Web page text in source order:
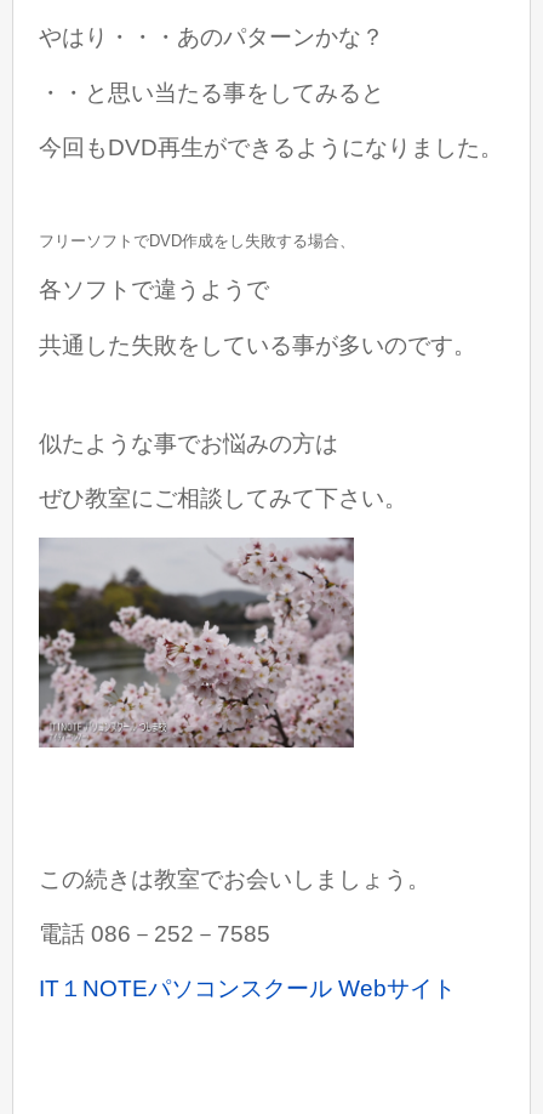
やはり・・・あのパターンかな？
・・と思い当たる事をしてみると
今回もDVD再生ができるようになりました。
フリーソフトでDVD作成をし失敗する場合、
各ソフトで違うようで
共通した失敗をしている事が多いのです。
似たような事でお悩みの方は
ぜひ教室にご相談してみて下さい。
この続きは教室でお会いしましょう。
電話 086－252－7585
IT１NOTEパソコンスクール Webサイト